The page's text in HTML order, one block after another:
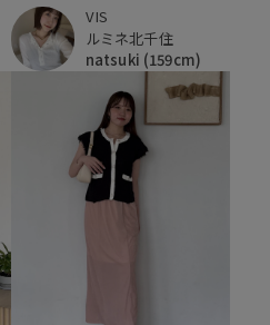
VIS
ルミネ北千住
natsuki (159cm)